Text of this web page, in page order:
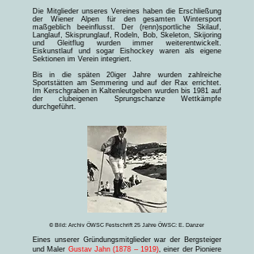
Die Mitglieder unseres Vereines haben die Erschließung
der Wiener Alpen für den gesamten Wintersport
maßgeblich beeinflusst. Der (renn)sportliche Skilauf,
Langlauf, Skisprunglauf, Rodeln, Bob, Skeleton, Skijoring
und Gleitflug wurden immer weiterentwickelt.
Eiskunstlauf und sogar Eishockey waren als eigene
Sektionen im Verein integriert.
Bis in die späten 20iger Jahre wurden zahlreiche
Sportstätten am Semmering und auf der Rax errichtet.
Im Kerschgraben in Kaltenleutgeben wurden bis 1981 auf
der clubeigenen Sprungschanze Wettkämpfe
durchgeführt.
© Bild: Archiv ÖWSC Festschrift 25 Jahre ÖWSC: E. Danzer
Eines unserer Gründungsmitglieder war der Bergsteiger
und Maler Gustav Jahn (1878 – 1919), einer der Pioniere